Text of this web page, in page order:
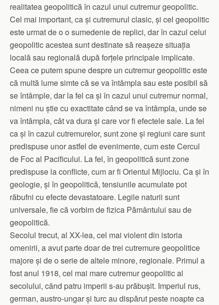
realitatea geopolitică în cazul unui cutremur geopolitic.
Cel mai important, ca și cutremurul clasic, și cel geopolitic
este urmat de o o sumedenie de replici, dar în cazul celui
geopolitic acestea sunt destinate să reașeze situația
locală sau regională după forțele principale implicate.
Ceea ce putem spune despre un cutremur geopolitic este
că multă lume simte că se va întâmpla sau este posibil să
se întâmple, dar la fel ca și în cazul unui cutremur normal,
nimeni nu știe cu exactitate când se va întâmpla, unde se
va întâmpla, cât va dura și care vor fi efectele sale. La fel
ca și în cazul cutremurelor, sunt zone și regiuni care sunt
predispuse unor astfel de evenimente, cum este Cercul
de Foc al Pacificului. La fel, în geopolitică sunt zone
predispuse la conflicte, cum ar fi Orientul Mijlociu. Ca și în
geologie, și în geopolitică, tensiunile acumulate pot
răbufni cu efecte devastatoare. Legile naturii sunt
universale, fie că vorbim de fizica Pământului sau de
geopolitică.
Secolul trecut, al XX-lea, cel mai violent din istoria
omenirii, a avut parte doar de trei cutremure geopolitice
majore și de o serie de altele minore, regionale. Primul a
fost anul 1918, cel mai mare cutremur geopolitic al
secolului, când patru imperii s-au prăbușit. Imperiul rus,
german, austro-ungar și turc au dispărut peste noapte ca